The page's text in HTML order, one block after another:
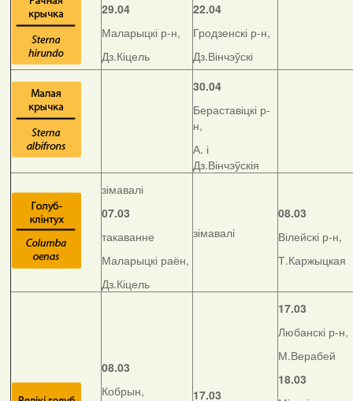
29.04
Маларыцкі р-н,
Дз.Кіцель
22.04
Гродзенскі р-н,
Дз.Вінчэўскі
30.04
Бераставіцкі р-
н,
А. і
Дз.Вінчэўскія
зімавалі
07.03
такаванне
Маларыцкі раён,
Дз.Кіцель
зімавалі
08.03
Вілейскі р-н,
Т.Каржыцкая
08.03
Кобрын,
17.03
17.03
Любанскі р-н,
М.Верабей
18.03